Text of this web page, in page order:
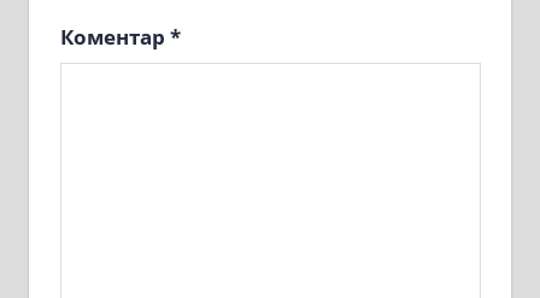
Коментар *